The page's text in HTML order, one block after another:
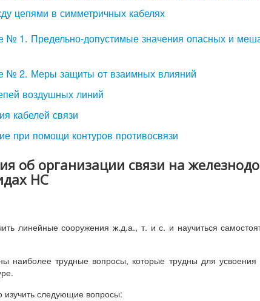
цепями в симметричных кабелях
№ 1. Предельно-допустимые значения опасных и
№ 2. Меры защиты от взаимных влияний
воздушных линий
кабелей связи
при помощи контуров противосвязи
об организации связи на
НС
линейные сооружения ж.д.а., т. и с. и научиться
наиболее трудные вопросы, которые трудны для усвоения
следующие вопросы: